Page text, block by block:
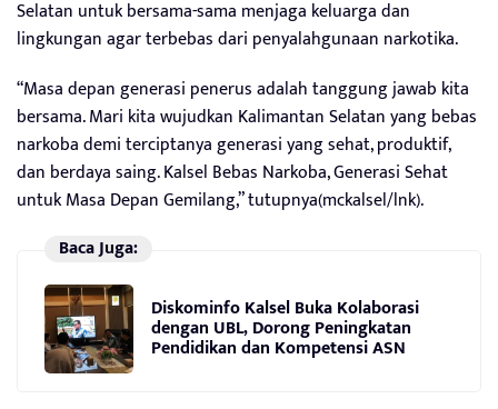
Selatan untuk bersama-sama menjaga keluarga dan
lingkungan agar terbebas dari penyalahgunaan narkotika.
“Masa depan generasi penerus adalah tanggung jawab kita
bersama. Mari kita wujudkan Kalimantan Selatan yang bebas
narkoba demi terciptanya generasi yang sehat, produktif,
dan berdaya saing. Kalsel Bebas Narkoba, Generasi Sehat
untuk Masa Depan Gemilang,” tutupnya(mckalsel/lnk).
Baca Juga:
Diskominfo Kalsel Buka Kolaborasi
dengan UBL, Dorong Peningkatan
Pendidikan dan Kompetensi ASN